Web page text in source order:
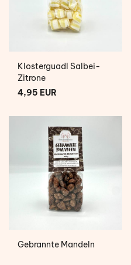
Klosterguadl Salbei-
Zitrone
4,95 EUR
Gebrannte Mandeln